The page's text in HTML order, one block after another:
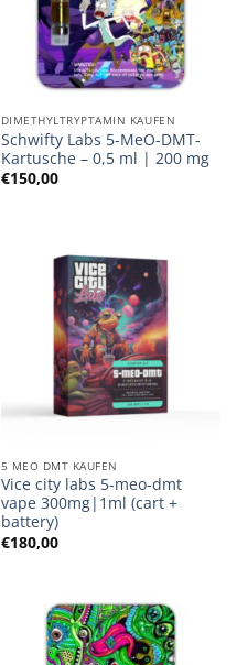
DIMETHYLTRYPTAMIN KAUFEN
Schwifty Labs 5-MeO-DMT-
Kartusche – 0,5 ml | 200 mg
€150,00
5 MEO DMT KAUFEN
Vice city labs 5-meo-dmt
vape 300mg|1ml (cart +
battery)
€180,00